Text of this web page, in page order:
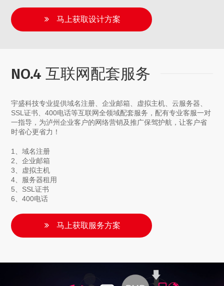
马上获取设计方案
NO.4 互联网配套服务
宇盛科技专业提供域名注册、企业邮箱、虚拟主机、云服务器、
SSL证书、400电话等互联网全领域配套服务，配有专业客服一对
一指导，为泸州企业客户的网络营销及推广保驾护航，让客户省
时省心更省力！
1、域名注册
2、企业邮箱
3、虚拟主机
4、服务器租用
5、SSL证书
6、400电话
马上获取服务方案